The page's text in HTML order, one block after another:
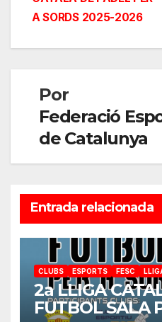
de
entradas
A SORDS 2025-2026
Por
Federació
de Catalunya
Entrada relacionada
CLUBS ESPORTS FESC
2a LLIGA
FUTBOL SALA